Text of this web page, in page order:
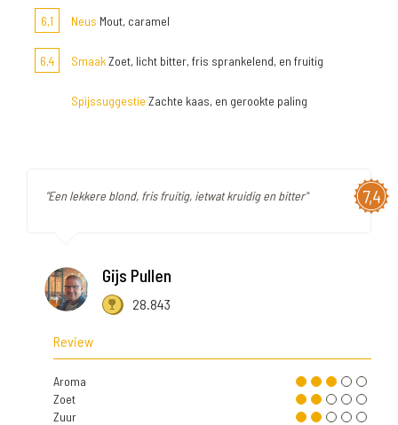
6,1 Neus Mout, caramel
6,4 SmaakZoet, licht bitter, fris sprankelend, en fruitig
Spijssuggestie Zachte kaas, en gerookte paling
7,4
"Een lekkere blond, fris fruitig, ietwat kruidig en bitter"
Gijs Pullen
28.843
Review
Aroma
Zoet
Zuur